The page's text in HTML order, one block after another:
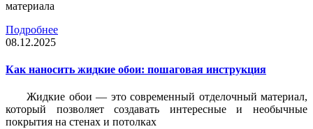
материала
Подробнее
08.12.2025
Как наносить жидкие обои: пошаговая инструкция
Жидкие обои — это современный отделочный материал,
который позволяет создавать интересные и необычные
покрытия на стенах и потолках